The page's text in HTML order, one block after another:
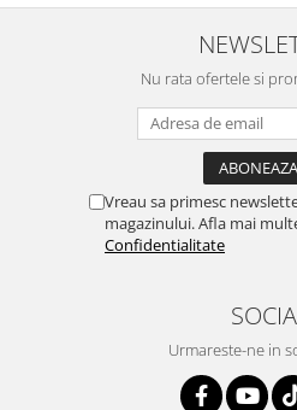
atras atentia ca nu era conectat
cablul de video de la camera
la
Nu rata ofertele si
Vreau sa primesc
magazinului. Afla mai
Confidentialitate
Urmareste-ne in